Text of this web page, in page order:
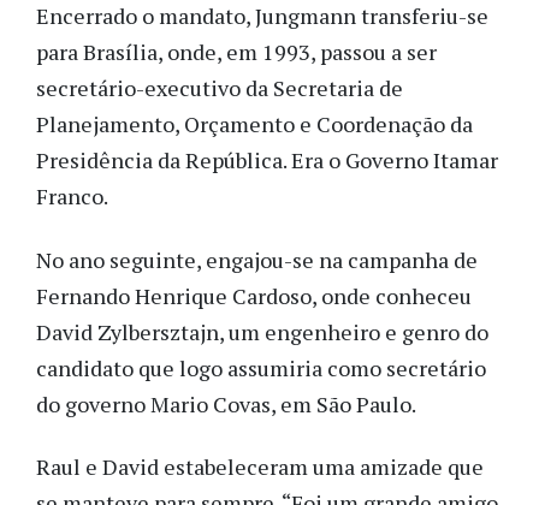
Encerrado o mandato, Jungmann transferiu-se
para Brasília, onde, em 1993, passou a ser
secretário-executivo da Secretaria de
Planejamento, Orçamento e Coordenação da
Presidência da República. Era o Governo Itamar
Franco.
No ano seguinte, engajou-se na campanha de
Fernando Henrique Cardoso, onde conheceu
David Zylbersztajn, um engenheiro e genro do
candidato que logo assumiria como secretário
do governo Mario Covas, em São Paulo.
Raul e David estabeleceram uma amizade que